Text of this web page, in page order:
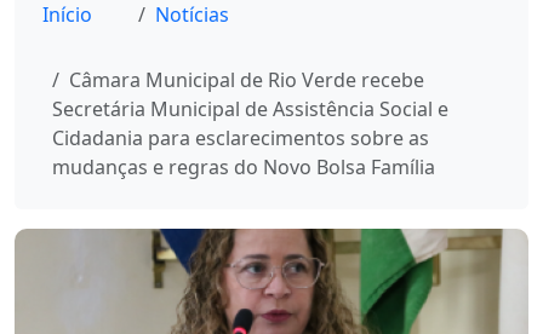
Início Notícias
Câmara Municipal de Rio Verde recebe
Secretária Municipal de Assistência Social e
Cidadania para esclarecimentos sobre as
mudanças e regras do Novo Bolsa Família